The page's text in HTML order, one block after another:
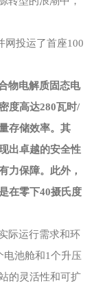
网投运了首座100
物电解质固态电
度高达280瓦时/
存储效率。其
出卓越的安全性
力保障。此外，
在零下40摄氏度
际运行需求和环
电池舱和1个升压
的灵活性和可扩